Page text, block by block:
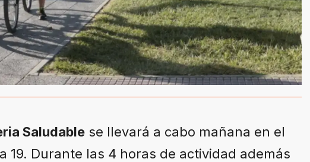
Saludable se llevará a cabo mañana en el
19. Durante las 4 horas de actividad además